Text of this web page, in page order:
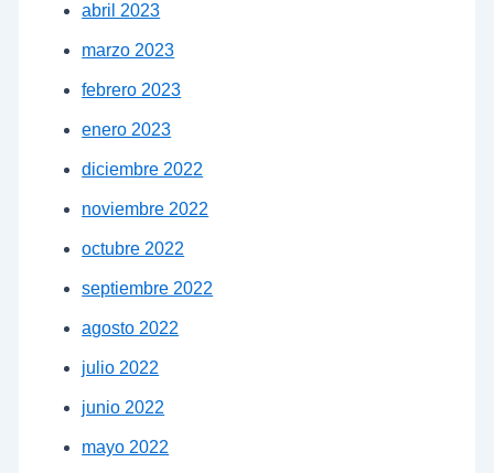
abril 2023
marzo 2023
febrero 2023
enero 2023
diciembre 2022
noviembre 2022
octubre 2022
septiembre 2022
agosto 2022
julio 2022
junio 2022
mayo 2022